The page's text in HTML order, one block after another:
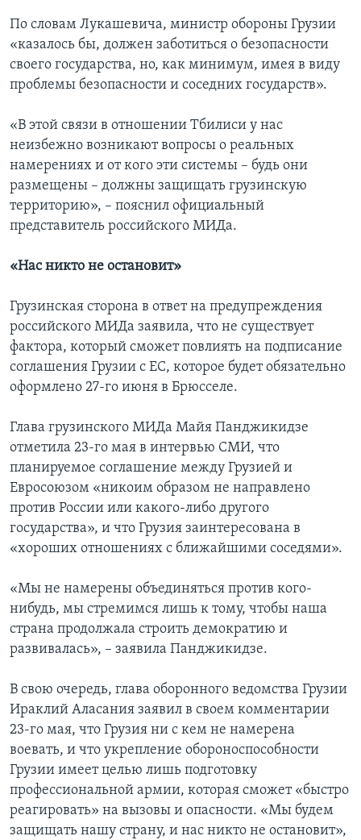
По словам Лукашевича, министр обороны Грузии
«казалось бы, должен заботиться о безопасности
своего государства, но, как минимум, имея в виду
проблемы безопасности и соседних государств».
«В этой связи в отношении Тбилиси у нас
неизбежно возникают вопросы о реальных
намерениях и от кого эти системы – будь они
размещены – должны защищать грузинскую
территорию», – пояснил официальный
представитель российского МИДа.
«Нас никто не остановит»
Грузинская сторона в ответ на предупреждения
российского МИДа заявила, что не существует
фактора, который сможет повлиять на подписание
соглашения Грузии с ЕС, которое будет обязательно
оформлено 27-го июня в Брюсселе.
Глава грузинского МИДа Майя Панджикидзе
отметила 23-го мая в интервью СМИ, что
планируемое соглашение между Грузией и
Евросоюзом «никоим образом не направлено
против России или какого-либо другого
государства», и что Грузия заинтересована в
«хороших отношениях с ближайшими соседями».
«Мы не намерены объединяться против кого-
нибудь, мы стремимся лишь к тому, чтобы наша
страна продолжала строить демократию и
развивалась», – заявила Панджикидзе.
В свою очередь, глава оборонного ведомства Грузии
Ираклий Аласания заявил в своем комментарии
23-го мая, что Грузия ни с кем не намерена
воевать, и что укрепление обороноспособности
Грузии имеет целью лишь подготовку
профессиональной армии, которая сможет «быстро
реагировать» на вызовы и опасности. «Мы будем
защищать нашу страну, и нас никто не остановит»,